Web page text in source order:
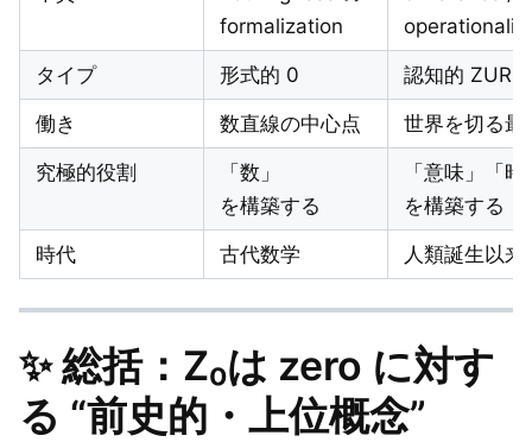
formalization
タイプ 形式的 0 認知的 ZURE
働き 数直線の中心点 世界を切る最
究極的役割
「数」
を構築する
「意味」「
を構築する
時代 古代数学 人類誕生以来
✨総括：Z₀は zero に対す
る “前史的・上位概念”